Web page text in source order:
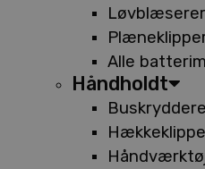
Alle
Håndholdt